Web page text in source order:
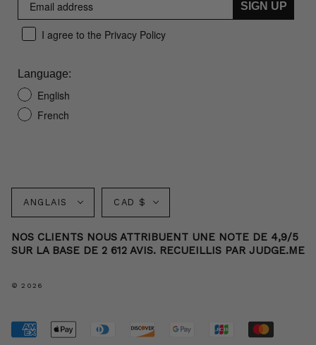
SIGN UP
I agree to the Privacy Policy
Language:
English
French
Langue
ANGLAIS Monnaie
CAD $
NOS CLIENTS NOUS ATTRIBUENT UNE NOTE DE 4,9/5
SUR LA BASE DE 2 612 AVIS. RECUEILLIS PAR JUDGE.ME
© 2026